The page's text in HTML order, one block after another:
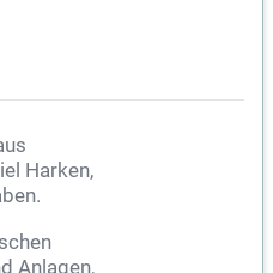
Harken,
Anlagen,